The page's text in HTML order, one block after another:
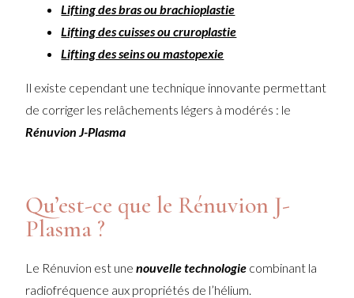
Lifting des bras ou brachioplastie
Lifting des cuisses ou cruroplastie
Lifting des seins ou mastopexie
Il existe cependant une technique innovante permettant
de corriger les relâchements légers à modérés : le
Rénuvion J-Plasma
Qu’est-ce que le Rénuvion J-
Plasma ?
Le Rénuvion est unenouvelle technologie combinant la
radiofréquence aux propriétés de l’hélium.